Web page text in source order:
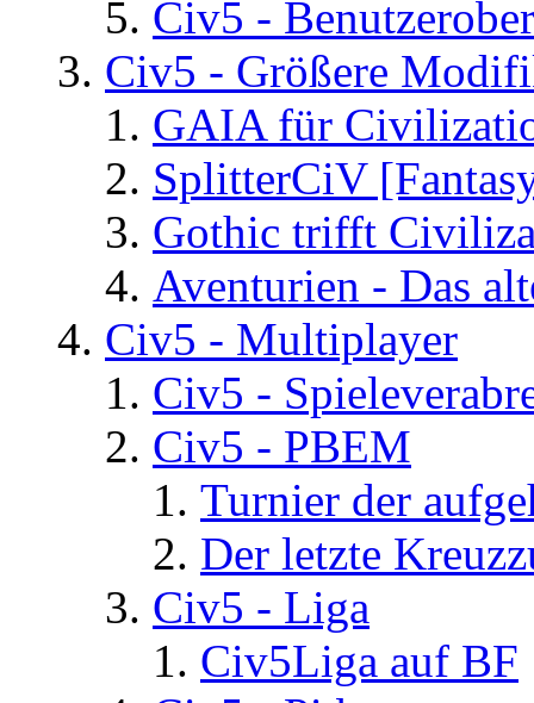
Civ5 -
Civ5 - Größere
GAIA für
SplitterCiV
Gothic trifft
Aventurien - Das
Civ5 - Multiplayer
Civ5 -
Civ5 - PBEM
Turnier der
Der letzte
Civ5 - Liga
Civ5Liga auf BF